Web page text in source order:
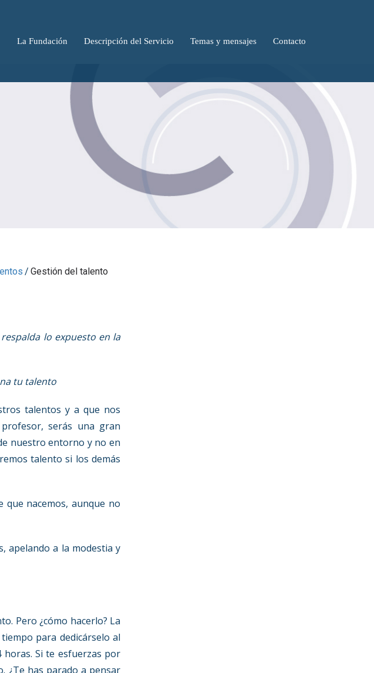
La Fundación Descripción del Servicio Temas y mensajes Contacto
/ Gestión del talento
lo expuesto en la
tu talento
talentos y a que nos
serás una gran
nuestro entorno y no en
talento si los demás
que nacemos, aunque no
apelando a la modestia y
Pero ¿cómo hacerlo? La
para dedicárselo al
Si te esfuerzas por
¿Te has parado a pensar